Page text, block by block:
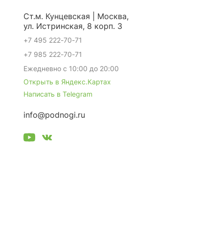
Ст.м. Кунцевская | Москва,
ул. Истринская, 8 корп. 3
+7 495 222-70-71
+7 985 222-70-71
Ежедневно с 10:00 до 20:00
Открыть в Яндекс.Картах
Написать в Telegram
info@podnogi.ru